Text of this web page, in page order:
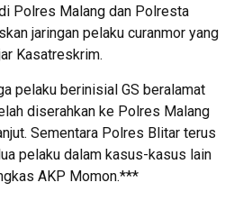
Polres Malang dan Polresta
jaringan pelaku curanmor yang
Kasatreskrim.
pelaku berinisial GS beralamat
diserahkan ke Polres Malang
Sementara Polres Blitar terus
pelaku dalam kasus-kasus lain
AKP Momon.***